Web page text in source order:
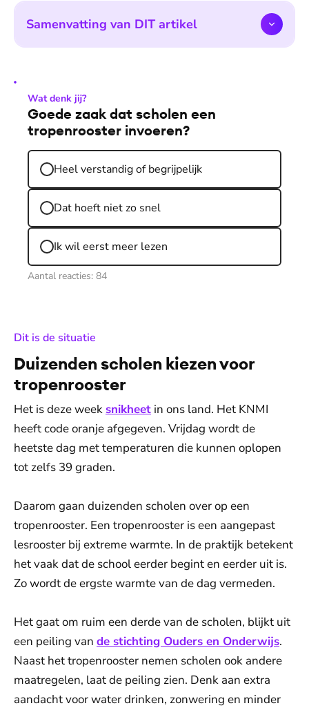
Samenvatting van DIT artikel
Wat denk jij?
Goede zaak dat scholen een
tropenrooster invoeren?
Heel verstandig of begrijpelijk
Dat hoeft niet zo snel
Ik wil eerst meer lezen
Aantal reacties: 84
Dit is de situatie
Duizenden scholen kiezen voor
tropenrooster
Het is deze week snikheet in ons land. Het KNMI
heeft code oranje afgegeven. Vrijdag wordt de
heetste dag met temperaturen die kunnen oplopen
tot zelfs 39 graden.
Daarom gaan duizenden scholen over op een
tropenrooster. Een tropenrooster is een aangepast
lesrooster bij extreme warmte. In de praktijk betekent
het vaak dat de school eerder begint en eerder uit is.
Zo wordt de ergste warmte van de dag vermeden.
Het gaat om ruim een derde van de scholen, blijkt uit
een peiling van de stichting Ouders en Onderwijs.
Naast het tropenrooster nemen scholen ook andere
maatregelen, laat de peiling zien. Denk aan extra
aandacht voor water drinken, zonwering en minder